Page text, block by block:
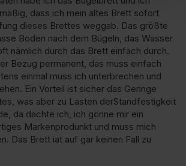
dass ich mein altes Brett sofort
dieses Brettes weggab. Das größte
Boden nach dem Bügeln, das Wasser
nämlich durch das Brett einfach durch.
Bezug permanent, das muss einfach
einmal muss ich unterbrechen und
Ein Vorteil ist sicher das Geringe
was aber zu Lasten derStandfestigkeit
da dachte ich, ich gönne mir ein
Markenprodunkt und muss mich
Das Brett iat auf gar keinen Fall zu